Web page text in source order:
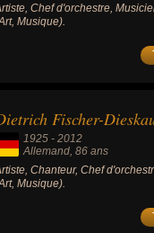
Chef d'orchestre,
Musique).
Fischer-
1925 - 2012
Allemand, 86 ans
Chanteur, Chef
Musique).